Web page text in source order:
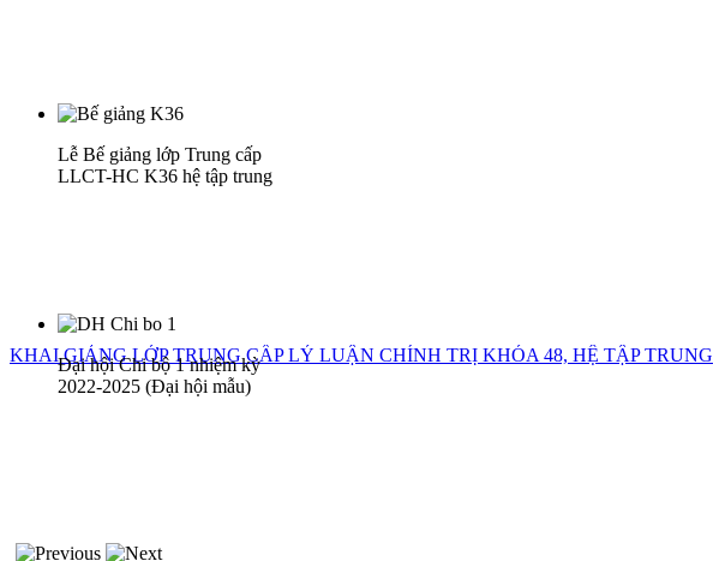
KHAI GIẢNG LỚP TRUNG CẤP LÝ LUẬN CHÍNH TRỊ KHÓA 48, HỆ TẬP TRUNG
Lễ Bế giảng lớp Trung cấp
LLCT-HC K36 hệ tập trung
Đại hội Chi bộ 1 nhiệm kỳ
2022-2025 (Đại hội mẫu)